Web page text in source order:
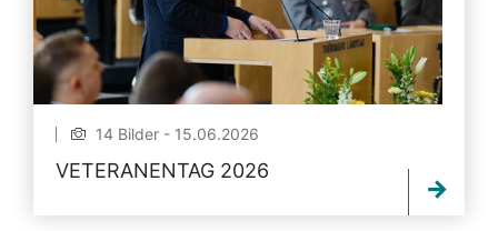
14 Bilder - 15.06.2026
VETERANENTAG 2026